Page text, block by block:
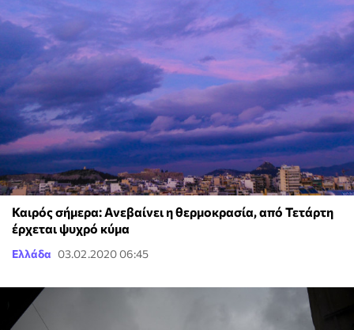
Καιρός σήμερα: Ανεβαίνει η θερμοκρασία, από Τετάρτη
έρχεται ψυχρό κύμα
Ελλάδα 03.02.2020 06:45